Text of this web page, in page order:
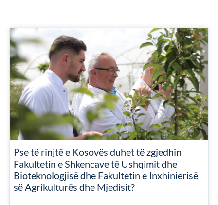
Pse të rinjtë e Kosovës duhet të zgjedhin
Fakultetin e Shkencave të Ushqimit dhe
Bioteknologjisë dhe Fakultetin e Inxhinierisë
së Agrikulturës dhe Mjedisit?